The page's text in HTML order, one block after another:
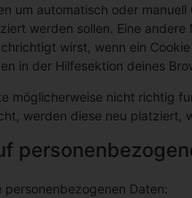
um automatisch oder
werden sollen. Eine
wirst, wenn ein
in der Hilfesektion deines
möglicherweise nicht richtig
werden diese neu platziert,
Daten: